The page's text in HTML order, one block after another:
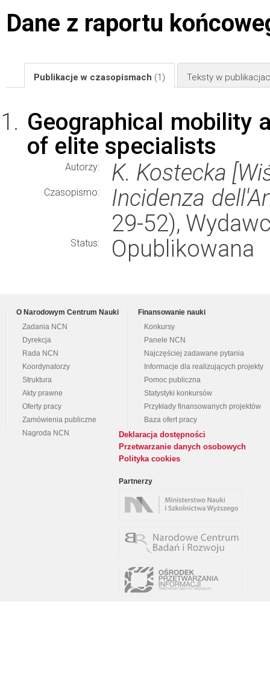
Dane z raportu
Publikacje w czasopismach (1) Teksty w
Geographical mobility
of elite specialists
Autorzy: K. Kostecka
Czasopismo:
Incidenza
29-52),
Status: Opublikowana
O Narodowym Centrum Nauki
Zadania NCN
Dyrekcja
Rada NCN
Koordynatorzy
Struktura
Akty prawne
Oferty pracy
Zamówienia publiczne
Nagroda NCN
Finansowanie nauki
Konkursy
Panele NCN
Najczęściej zadawane pytania
Informacje dla realizujących projekty
Pomoc publiczna
Statystyki konkursów
Przykłady finansowanych projektów
Baza ofert pracy
Deklaracja dostępności
Przetwarzanie danych osobowych
Polityka cookies
Partnerzy